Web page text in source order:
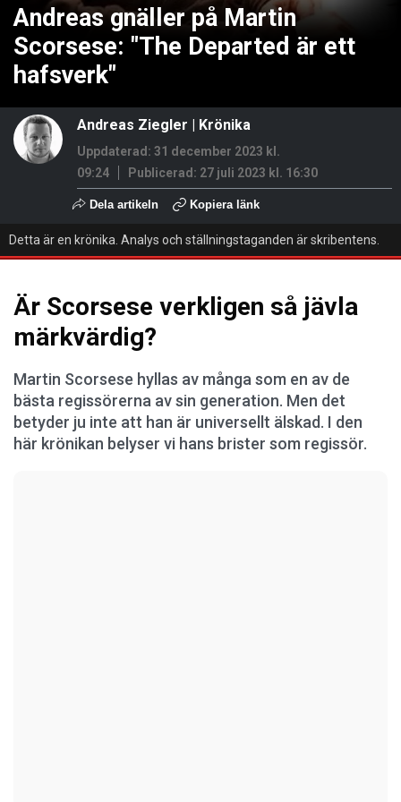
Andreas gnäller på Martin
Scorsese: "The Departed är ett
hafsverk"
Andreas Ziegler | Krönika
Uppdaterad: 31 december 2023 kl.
09:24
Publicerad: 27 juli 2023 kl. 16:30
Dela artikeln Kopiera länk
Detta är en krönika. Analys och ställningstaganden är skribentens.
Är Scorsese verkligen så jävla
märkvärdig?
Martin Scorsese hyllas av många som en av de
bästa regissörerna av sin generation. Men det
betyder ju inte att han är universellt älskad. I den
här krönikan belyser vi hans brister som regissör.